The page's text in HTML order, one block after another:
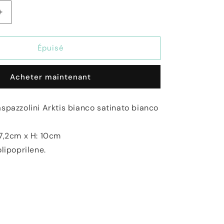
Augmenter
Spazzolino
Épuisé
Acheter maintenant
Arktis bianco satinato bianco
x H: 10cm